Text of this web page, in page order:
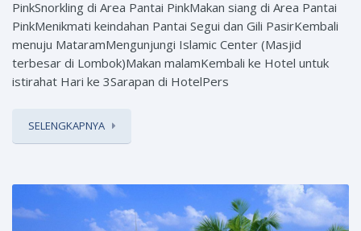
PinkSnorkling di Area Pantai PinkMakan siang di Area Pantai
PinkMenikmati keindahan Pantai Segui dan Gili PasirKembali
menuju MataramMengunjungi Islamic Center (Masjid
terbesar di Lombok)Makan malamKembali ke Hotel untuk
istirahat Hari ke 3Sarapan di HotelPers
SELENGKAPNYA